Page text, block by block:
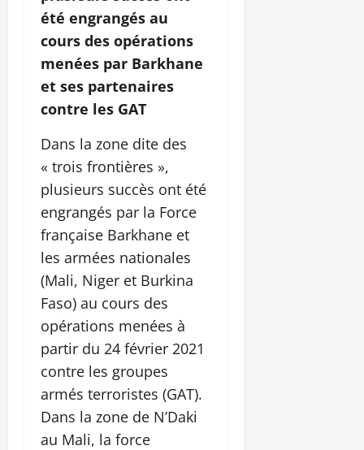
été engrangés au
cours des opérations
menées par Barkhane
et ses partenaires
contre les GAT
Dans la zone dite des
« trois frontières »,
plusieurs succès ont été
engrangés par la Force
française Barkhane et
les armées nationales
(Mali, Niger et Burkina
Faso) au cours des
opérations menées à
partir du 24 février 2021
contre les groupes
armés terroristes (GAT).
Dans la zone de N’Daki
au Mali, la force